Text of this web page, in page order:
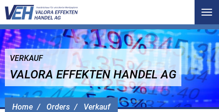
Home Orders Verkauf
VERKAUF
VALORA EFFEKTEN HANDEL AG